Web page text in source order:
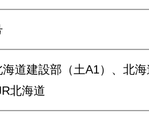
道建設部（土A1）、北海
北海道